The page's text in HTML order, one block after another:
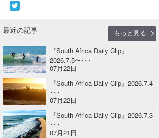
最近の記事
もっと見る
『South Africa Daily Clip』
2026.7.5〜･･･
07月22日
『South Africa Daily Clip』2026.7.4
･･･
07月22日
『South Africa Daily Clip』2026.7.3
･･･
07月21日
Yoshiyuki Obata
arukasvision
DELTA FORCE SURF
CBA Films
熊谷素子
WAVAL
中浦“JET”章
嵯峨明日香
進士剛光
田原啓江
植村未来
NOBUFUKU
☆加藤
+☆maki☆+
Aichan
chan-U
ECE
G◎Da
波伝説